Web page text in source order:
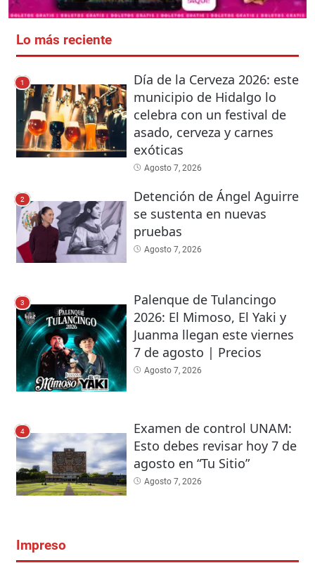
Lo más reciente
1
Día de la Cerveza 2026: este
municipio de Hidalgo lo
celebra con un festival de
asado, cerveza y carnes
exóticas
Agosto 7, 2026
2
Detención de Ángel Aguirre
se sustenta en nuevas
pruebas
Agosto 7, 2026
3
Palenque de Tulancingo
2026: El Mimoso, El Yaki y
Juanma llegan este viernes
7 de agosto | Precios
Agosto 7, 2026
4
Examen de control UNAM:
Esto debes revisar hoy 7 de
agosto en “Tu Sitio”
Agosto 7, 2026
Impreso